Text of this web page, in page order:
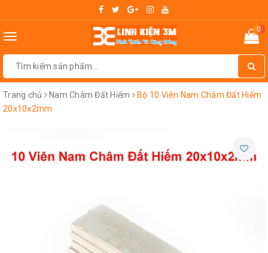
Toggle
0
Trang chủ Nam Châm Đất Hiếm
Bộ 10 Viên Nam Châm Đất Hiếm
20x10x2mm